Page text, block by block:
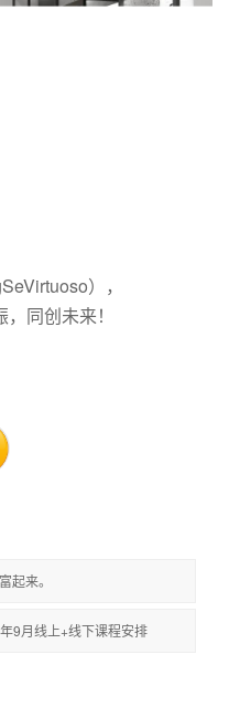
），
同创未来！
起来。
9月线上+线下课程安排